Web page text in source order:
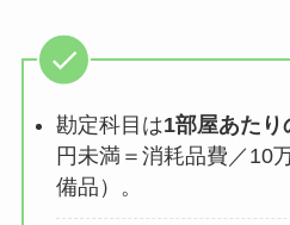
勘定科目は1部屋あたり
円未満＝消耗品費／10
備品）。